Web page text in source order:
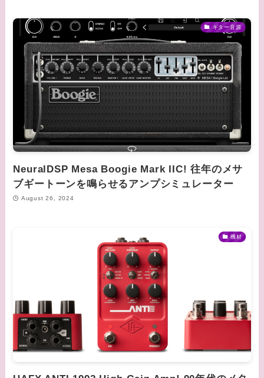
ギター音源
NeuralDSP Mesa Boogie Mark IIC! 往年のメサ
ブギートーンを鳴らせるアンプシミュレーター
August 26, 2024
機材